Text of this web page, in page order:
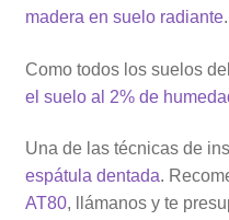
madera en suelo radiante.
Como todos los suelos
el suelo al 2% de
Una de las técnicas de
espátula dentada.
AT80, llámanos y te